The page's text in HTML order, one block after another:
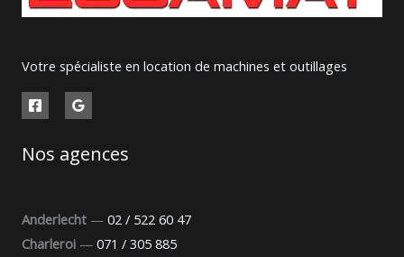
Votre spécialiste en location de machines et outillages
Nos agences
Anderlecht — 02 / 522 60 47
Charleroi — 071 / 305 885